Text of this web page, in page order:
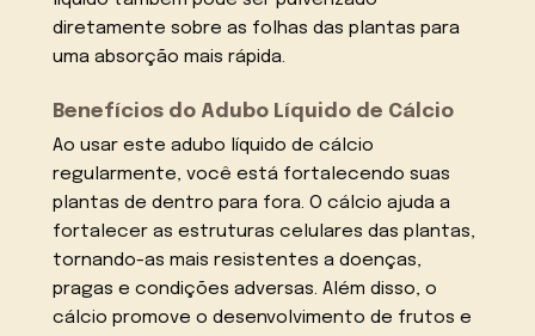
diretamente sobre as folhas das plantas para
uma absorção mais rápida.
Benefícios do Adubo Líquido de Cálcio
Ao usar este adubo líquido de cálcio
regularmente, você está fortalecendo suas
plantas de dentro para fora. O cálcio ajuda a
fortalecer as estruturas celulares das plantas,
tornando-as mais resistentes a doenças,
pragas e condições adversas. Além disso, o
cálcio promove o desenvolvimento de frutos e